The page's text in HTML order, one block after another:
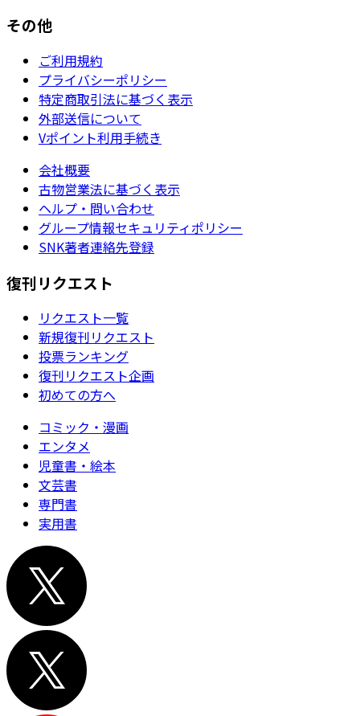
その他
ご利用規約
プライバシーポリシー
特定商取引法に基づく表示
外部送信について
Vポイント利用手続き
会社概要
古物営業法に基づく表示
ヘルプ・問い合わせ
グループ情報セキュリティポリシー
SNK著者連絡先登録
復刊リクエスト
リクエスト一覧
新規復刊リクエスト
投票ランキング
復刊リクエスト企画
初めての方へ
コミック・漫画
エンタメ
児童書・絵本
文芸書
専門書
実用書